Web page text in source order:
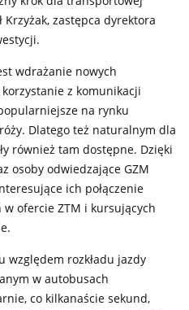
Krzyżak, zastępca dyrektora
wdrażanie nowych
z komunikacji
na rynku
Dlatego też naturalnym dla
również tam dostępne. Dzięki
osoby odwiedzające GZM
ich połączenie
ofercie ZTM i kursujących
względem rozkładu jazdy
w autobusach
co kilkanaście sekund,